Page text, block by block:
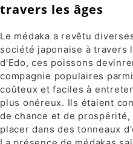
travers les âges
Le médaka a revêtu
société japonaise à travers
d'Edo, ces poissons
compagnie populaires
coûteux et faciles à
plus onéreux. Ils étaient
de chance et de
placer dans des tonneaux